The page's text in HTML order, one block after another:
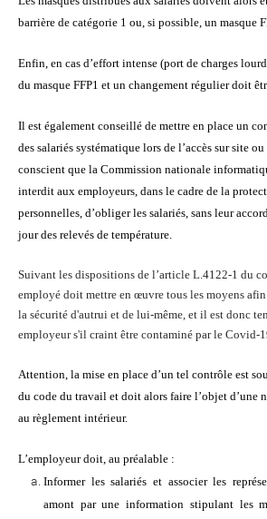
barrière de catégorie 1 ou, si possible, un masque
Enfin, en cas d’effort intense (port de charges
du masque FFP1 et un changement régulier doit
Il est également conseillé de mettre en place un
des salariés systématique lors de l’accès sur site
conscient que la Commission nationale
interdit aux employeurs, dans le cadre de la
personnelles, d’obliger les salariés, sans leur
jour des relevés de température.
Suivant les dispositions de l’article L.4122-1 du
employé doit mettre en œuvre tous les moyens afin
la sécurité d'autrui et de lui-même, et il est donc
employeur s'il craint être contaminé par le Covid-
Attention, la mise en place d’un tel contrôle est
du code du travail et doit alors faire l’objet d’une
au règlement intérieur.
L’employeur doit, au préalable :
Informer les salariés et associer les
amont par une information stipulant les